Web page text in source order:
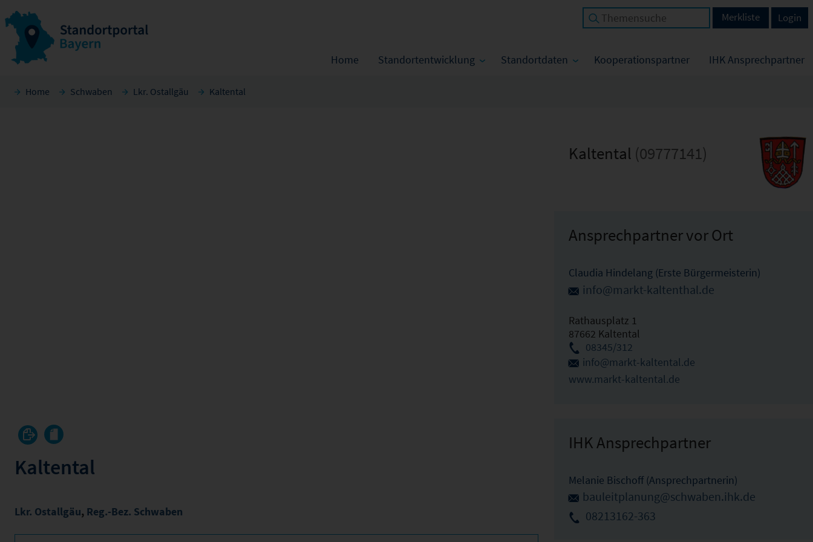
Home Standortentwicklung Standortdaten Kooperationspartner IHK Ansprechpartner
Login
Merkliste
Home Schwaben Lkr. Ostallgäu Kaltental
Kaltental
Lkr. Ostallgäu, Reg.-Bez. Schwaben
Kaltental (09777141)
Ansprechpartner vor Ort
Claudia Hindelang (Erste Bürgermeisterin)
info@markt-kaltenthal.de
Rathausplatz 1
87662 Kaltental
08345/312
info@markt-kaltental.de
www.markt-kaltental.de
IHK Ansprechpartner
Melanie Bischoff (Ansprechpartnerin)
bauleitplanung@schwaben.ihk.de
08213162-363